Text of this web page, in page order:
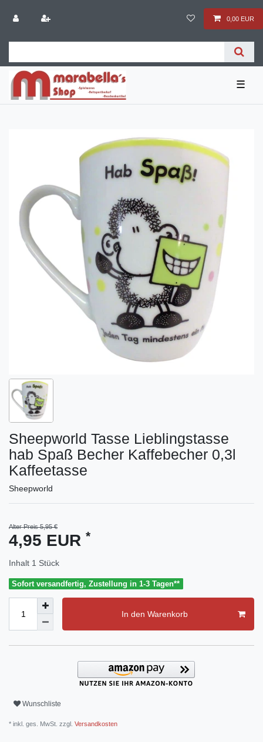
0,00 EUR
☰
Sheepworld Tasse Lieblingstasse
hab Spaß Becher Kaffebecher 0,3l
Kaffeetasse
Sheepworld
Alter Preis 5,95 €
4,95 EUR *
Inhalt 1 Stück
Sofort versandfertig, Zustellung in 1-3 Tagen**
In den Warenkorb
Wunschliste
* inkl. ges. MwSt. zzgl. Versandkosten